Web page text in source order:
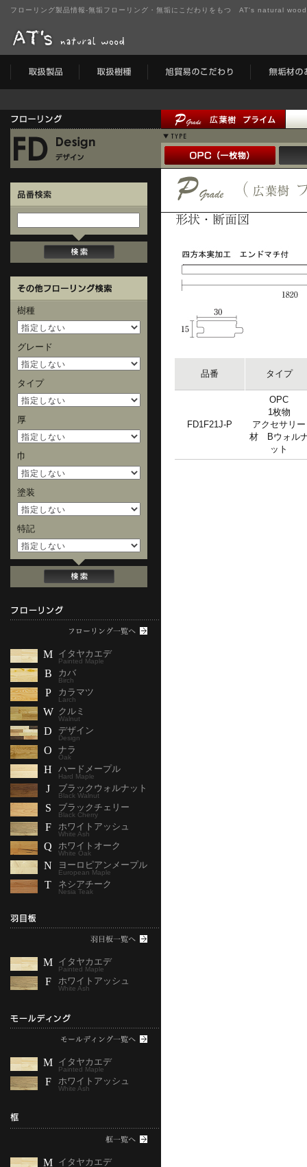
フローリング製品情報-無垢フローリング・無垢にこだわりをもつ AT's natural
品番 タイプ
FD1F21J-P
OPC
1枚物
アクセサリー
材 Bウォル
ット
樹種
グレード
タイプ
厚
巾
塗装
特記
M イタヤカエデ
Painted Maple
B カバ
Birch
P カラマツ
Larch
W クルミ
Walnut
D デザイン
Design
O ナラ
Oak
H ハードメープル
Hard Maple
J ブラックウォルナット
Black Walnut
S ブラックチェリー
Black Cherry
F ホワイトアッシュ
White Ash
Q ホワイトオーク
White Oak
N ヨーロピアンメープル
European Maple
T ネシアチーク
Nesia Teak
M イタヤカエデ
Painted Maple
F ホワイトアッシュ
White Ash
M イタヤカエデ
Painted Maple
F ホワイトアッシュ
White Ash
M イタヤカエデ